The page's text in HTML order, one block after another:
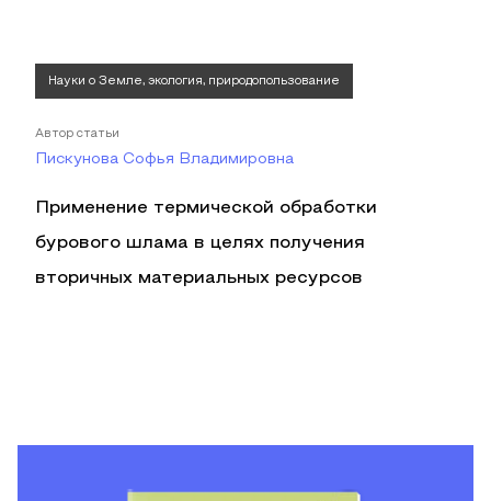
Науки о Земле, экология, природопользование
Автор статьи
Пискунова Софья Владимировна
Применение термической обработки
бурового шлама в целях получения
вторичных материальных ресурсов